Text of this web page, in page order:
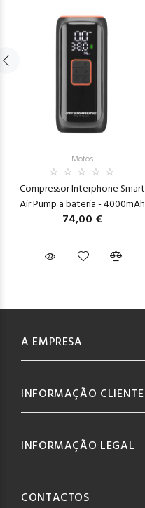
Motos
Compressor Interphone Smart
Air Pump a bateria - 4000mAh
74,00 €
A EMPRESA
INFORMAÇÃO CLIENTE
INFORMAÇÃO LEGAL
CONTACTOS